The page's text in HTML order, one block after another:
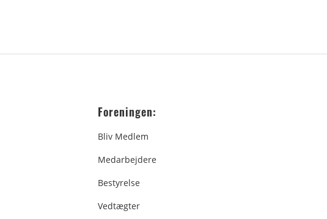
Foreningen:
Bliv Medlem
Medarbejdere
Bestyrelse
Vedtægter